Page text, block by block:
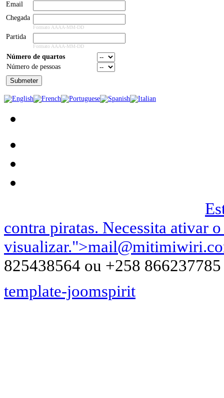
Email
Chegada
Formato AAAA-MM-DD
Partida
Formato AAAA-MM-DD
Número de quartos
Número de pessoas
contra piratas. Necessita ativar
visualizar.">
825438564 ou +258 866237785
template-joomspirit